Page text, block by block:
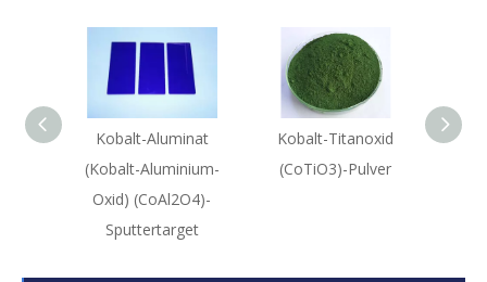
Kobalt-Aluminat
(Kobalt-Aluminium-
Oxid) (CoAl2O4)-
Sputtertarget
Kobalt-Titanoxid
(CoTiO3)-Pulver